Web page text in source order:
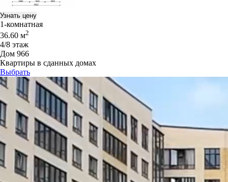
Узнать цену
1-комнатная
36.60 м2
4/8 этаж
Дом 966
Квартиры в сданных домах
Выбрать